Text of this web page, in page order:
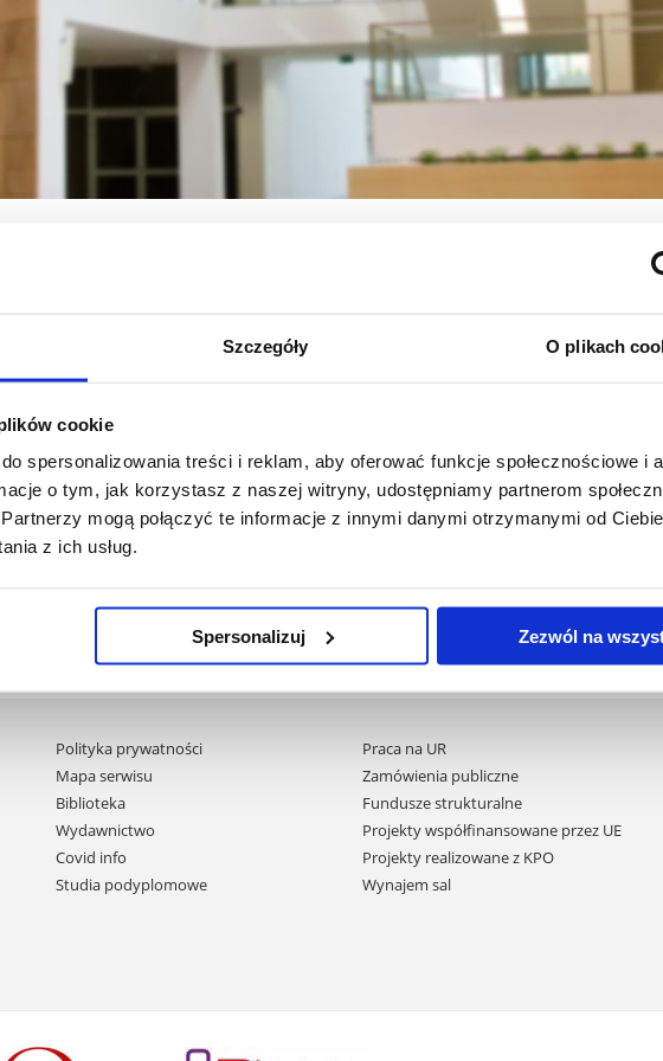
Szczegóły O plikach
cookie
spersonalizowania treści i reklam, aby oferować funkcje społecznościowe i
o tym, jak korzystasz z naszej witryny, udostępniamy partnerom
mogą połączyć te informacje z innymi danymi otrzymanymi od
z ich usług.
Spersonalizuj Zezwól na
aparaturowe
Upgrade z 7.0
Pomiń
nawigację
i
przejdź
do
treści
Polityka prywatności
Mapa serwisu
Biblioteka
Wydawnictwo
Covid info
Studia podyplomowe
Praca na UR
Zamówienia publiczne
Fundusze strukturalne
Projekty współfinansowane przez UE
Projekty realizowane z KPO
Wynajem sal